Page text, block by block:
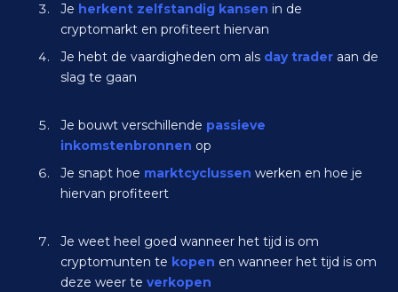
Je herkent zelfstandig kansen in de
cryptomarkt en profiteert hiervan
Je hebt de vaardigheden om als day trader aan de
slag te gaan
Je bouwt verschillende passieve
inkomstenbronnen op
Je snapt hoe marktcyclussen werken en hoe je
hiervan profiteert
Je weet heel goed wanneer het tijd is om
cryptomunten te kopen en wanneer het tijd is om
deze weer te verkopen